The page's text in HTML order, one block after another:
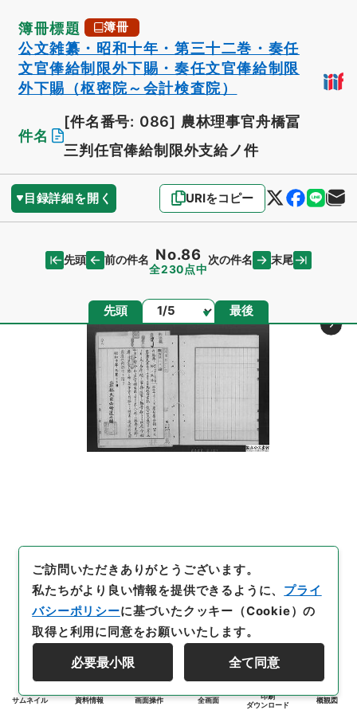
簿冊標題 簿冊
公文雑纂・昭和十年・第三十二巻・奏任
文官俸給制限外下賜・奏任文官俸給制限
外下賜（枢密院～会計検査院）
件名
[件名番号: 086] 農林理事官舟橋冨
三判任官俸給制限外支給ノ件
目録詳細を開く URIをコピー
先頭 前の件名 No.86
全230点中
次の件名 末尾
先頭 ページ 最後
サムネイル 資料情報 画面操作 全画面
印刷
ダウンロード
概観図
ご訪問いただきありがとうございます。
私たちがより良い情報を提供できるように、 プライ
バシーポリシーに基づいたクッキー（Cookie）の
取得と利用に同意をお願いいたします。
必要最小限 全て同意